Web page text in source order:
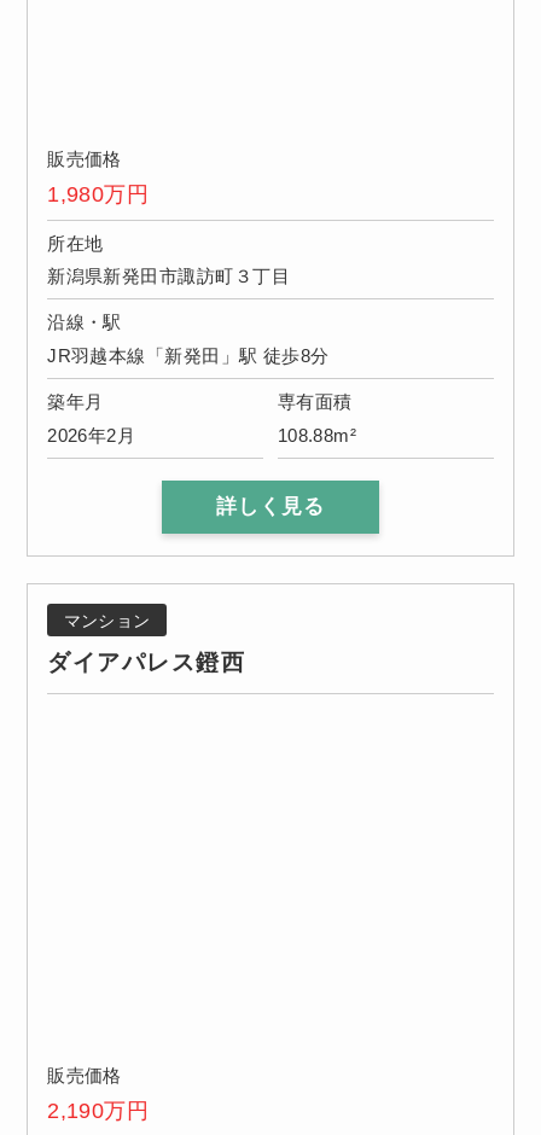
販売価格
1,980万円
所在地
新潟県新発田市諏訪町３丁目
沿線・駅
JR羽越本線「新発田」駅 徒歩8分
築年月
2026年2月
専有面積
108.88m²
詳しく見る
マンション
ダイアパレス鐙西
販売価格
2,190万円